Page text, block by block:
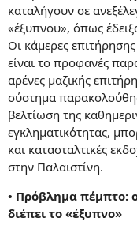
καταλήγουν σε
«έξυπνου», όπως
Οι κάμερες
είναι το προφανές
αρένες μαζικής
σύστημα
βελτίωση της
εγκληματικότητας,
και κατασταλτικές
στην Παλαιστίνη.
• Πρόβλημα πέμπτο:
διέπει το «έξυπνο»